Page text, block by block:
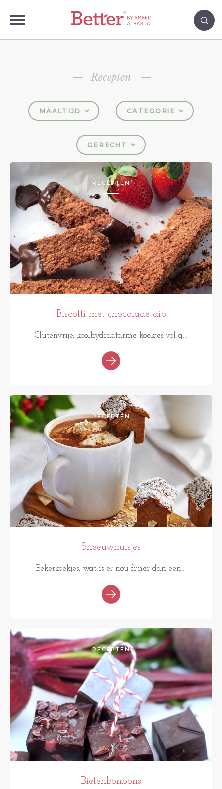
Recepten
MAALTIJD CATEGORIE
GERECHT
RECEPTEN
Biscotti met chocolade dip
Glutenvrije, koolhydraatarme koekjes vol g...
RECEPTEN
Sneeuwhuisjes
Bekerkoekjes, wat is er nou fijner dan een...
RECEPTEN
Bietenbonbons